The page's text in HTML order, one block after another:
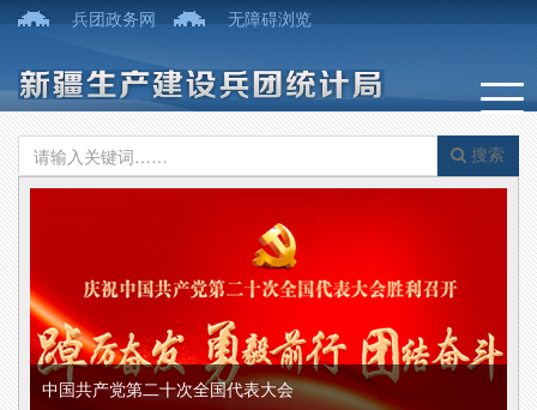
兵团政务网 无障碍浏览
搜索
中国共产党第二十次全国代表大会